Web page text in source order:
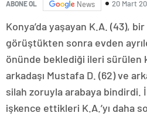
ABONE OL News 20 Mart
Konya’da yaşayan K.A. (43),
görüştükten sonra evden
önünde beklediği ileri sürülen
arkadaşı Mustafa D. (62) ve
silah zoruyla arabaya bindirdi.
işkence ettikleri K.A.’yı daha